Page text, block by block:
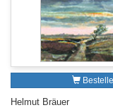
Helmut Bräuer